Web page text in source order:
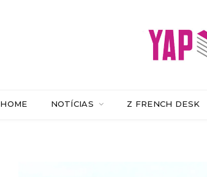
HOME NOTÍCIAS Z FRENCH DESK